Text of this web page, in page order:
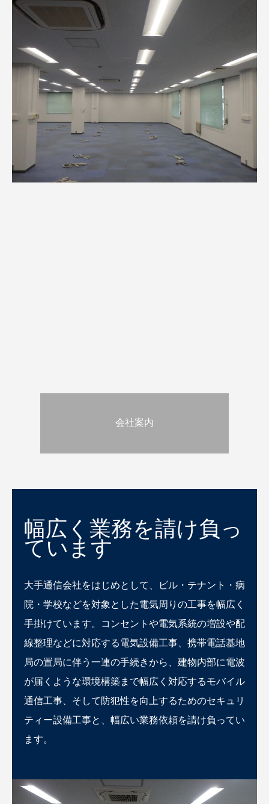
会社案内
幅広く業務を請け負っ
ています
大手通信会社をはじめとして、ビル・テナント・病
院・学校などを対象とした電気周りの工事を幅広く
手掛けています。コンセントや電気系統の増設や配
線整理などに対応する電気設備工事、携帯電話基地
局の置局に伴う一連の手続きから、建物内部に電波
が届くような環境構築まで幅広く対応するモバイル
通信工事、そして防犯性を向上するためのセキュリ
ティー設備工事と、幅広い業務依頼を請け負ってい
ます。